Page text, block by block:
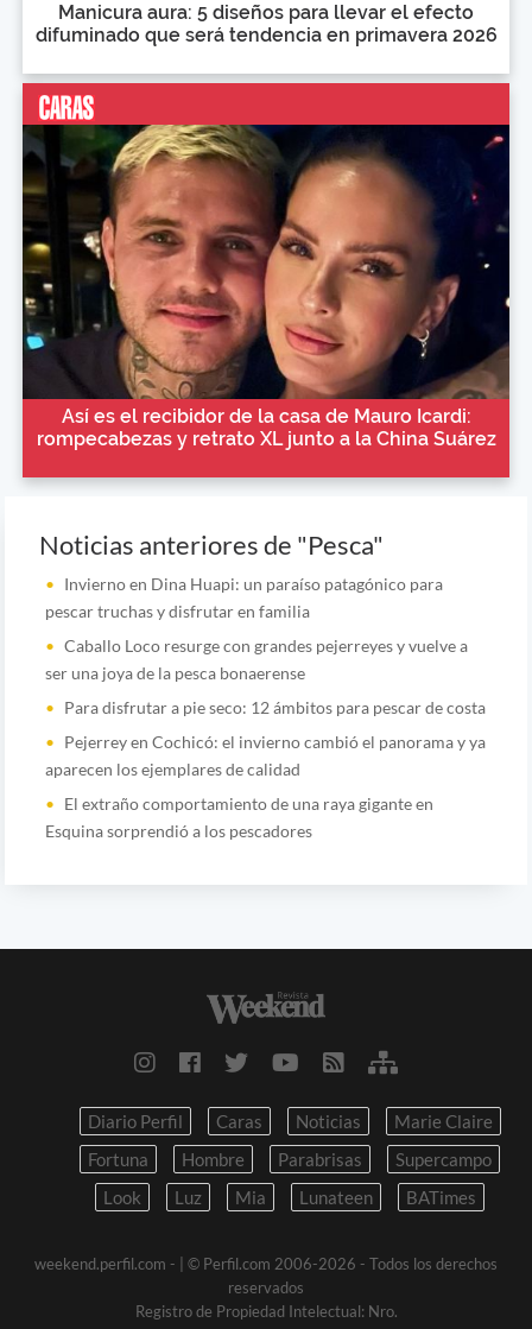
Manicura aura: 5 diseños para llevar el efecto
difuminado que será tendencia en primavera 2026
Así es el recibidor de la casa de Mauro Icardi:
rompecabezas y retrato XL junto a la China Suárez
Noticias anteriores de "Pesca"
Invierno en Dina Huapi: un paraíso patagónico para
pescar truchas y disfrutar en familia
Caballo Loco resurge con grandes pejerreyes y vuelve a
ser una joya de la pesca bonaerense
Para disfrutar a pie seco: 12 ámbitos para pescar de costa
Pejerrey en Cochicó: el invierno cambió el panorama y ya
aparecen los ejemplares de calidad
El extraño comportamiento de una raya gigante en
Esquina sorprendió a los pescadores
Diario Perfil Caras Noticias
Marie Claire
Fortuna
Hombre Parabrisas
Supercampo
Look
Luz Mia Lunateen BATimes
weekend.perfil.com -
| © Perfil.com 2006-2026 - Todos los derechos
reservados
Registro de Propiedad Intelectual: Nro.